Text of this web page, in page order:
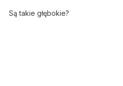
Są takie głębokie?